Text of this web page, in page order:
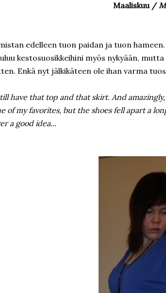
Maaliskuu /
edelleen tuon paidan ja tuon
kestosuosikkeihini myös nykyään,
Enkä nyt jälkikäteen ole ihan varma
have that top and that skirt. And
of my favorites, but the shoes fell apart a
a good idea...